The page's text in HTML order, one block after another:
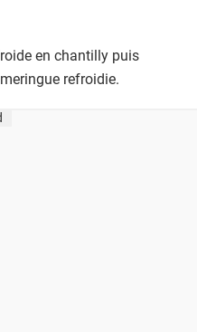
en chantilly puis
refroidie.